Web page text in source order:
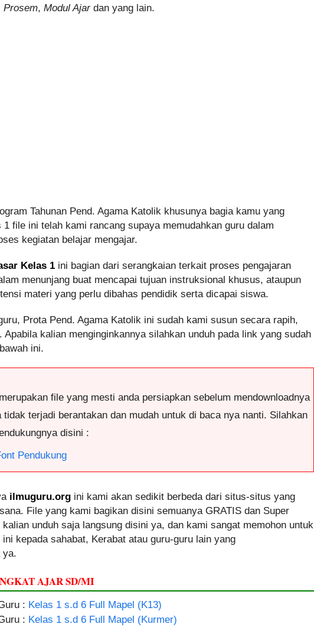
Prosem, Modul Ajardan yang lain.
Tahunan Pend. Agama Katolik khusunya bagia kamu yang
1 file ini telah kami rancang supaya memudahkan guru dalam
kegiatan belajar mengajar.
Kelas 1 ini bagian dari serangkaian terkait proses pengajaran
menunjang buat mencapai tujuan instruksional khusus, ataupun
materi yang perlu dibahas pendidik serta dicapai siswa.
Prota Pend. Agama Katolik ini sudah kami susun secara rapih,
Apabila kalian menginginkannya silahkan unduh pada link yang sudah
ini.
file yang mesti anda persiapkan sebelum mendownloadnya
tidak terjadi berantakan dan mudah untuk di baca nya nanti. Silahkan
disini :
Pendukung
ilmuguru.org ini kami akan sedikit berbeda dari situs-situs yang
File yang kami bagikan disini semuanya GRATIS dan Super
unduh saja langsung disini ya, dan kami sangat memohon untuk
kepada sahabat, Kerabat atau guru-guru lain yang
ya.
AJAR SD/MI
: Kelas 1 s.d 6 Full Mapel (K13)
: Kelas 1 s.d 6 Full Mapel (Kurmer)